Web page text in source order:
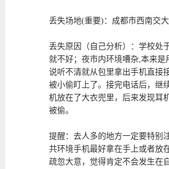
丢失场地(重要)：成都市西南交
丢失原因（自己分析）：学校处
就不好；夜市内环境嘈杂,本来是
说听不清就从包里拿出手机直接
被小偷盯上了。接完电话后，继
机放在了大衣兜里，后来发现耳
被偷。
提醒：去人多的地方一定要特别
共环境手机最好拿在手上或者放
疏忽大意，觉得肯定不会发生在